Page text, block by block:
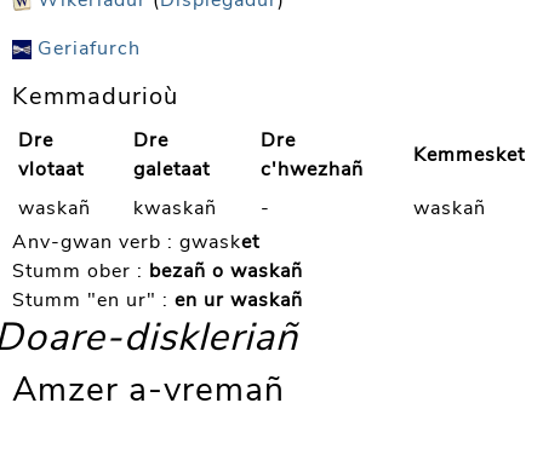
Geriafurch
Kemmadurioù
Dre
vlotaat
Dre
galetaat
Dre
c'hwezhañ
Kemmesket
waskañ
kwaskañ -
waskañ
Anv-gwan verb : gwasket
Stumm ober : bezañ o waskañ
Stumm "en ur" : en ur waskañ
diskleriañ
Amzer a-vremañ